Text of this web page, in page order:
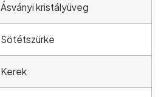
Ásványi kristályüveg
Sötétszürke
Kerek